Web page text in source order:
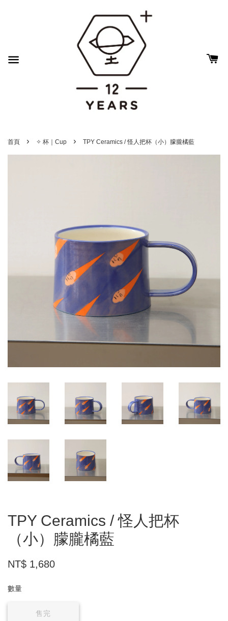
首頁 › ✧ 杯｜Cup › TPY Ceramics / 怪人把杯（小）朦朧橘藍
TPY Ceramics / 怪人把杯
（小）朦朧橘藍
NT$ 1,680
數量
售完